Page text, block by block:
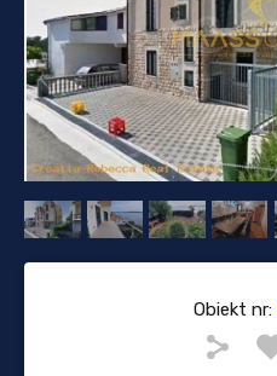
Obiekt nr: